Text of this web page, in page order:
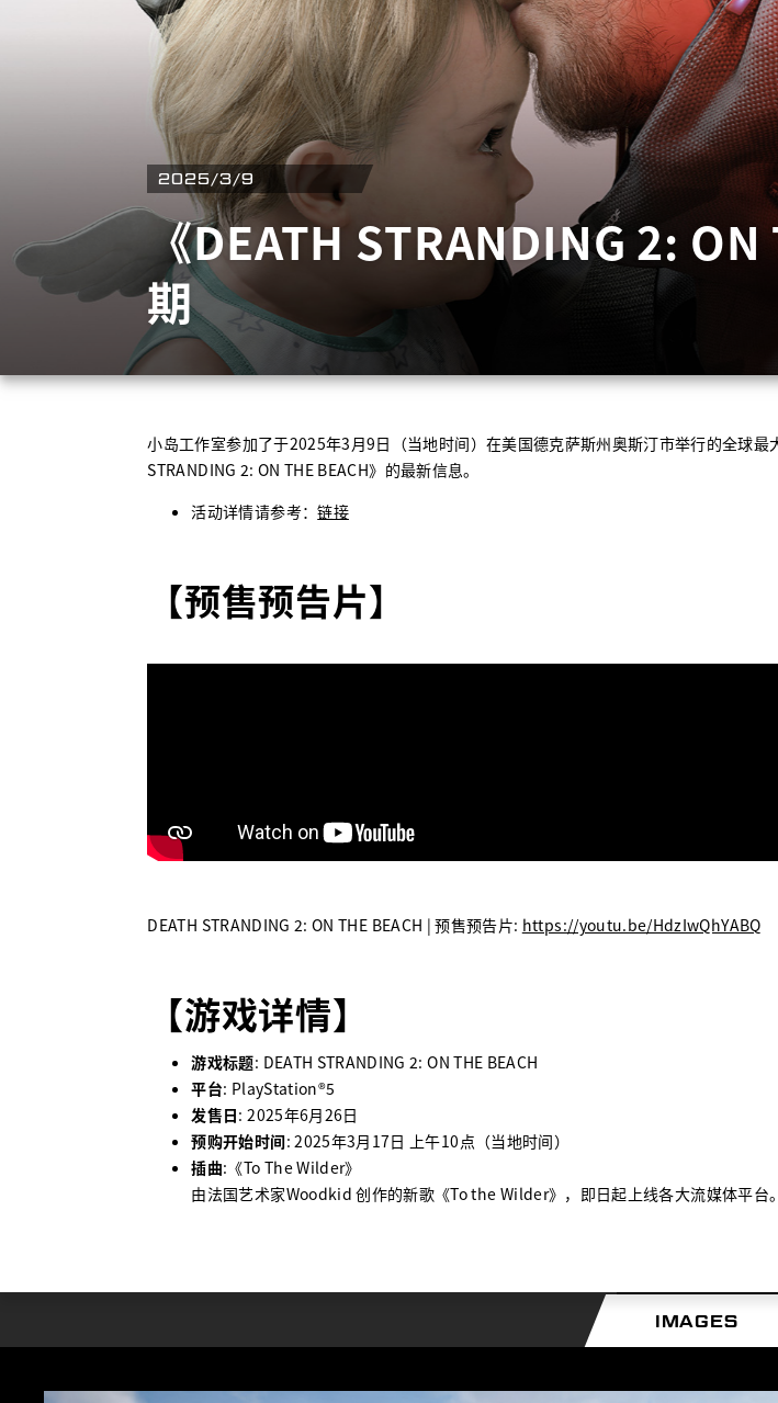
2025/3/9
《DEATH STRANDING 2: ON
期
小岛工作室参加了于2025年3 月9日（当地时间）在美国德克萨斯州奥斯汀市举行的全球最
STRANDING 2: ON THE BEACH》的最新信息。
活动详情请参考：链接
【预售预告片】
DEATH STRANDING 2: ON THE BEACH |预售预告片: https://youtu.be/HdzIwQhYABQ
【游戏详情】
游戏标题: DEATH STRANDING 2: ON THE BEACH
平台: PlayStation®5
发售日: 2025年6月26日
预购开始时间: 2025年3月 17日 上午10 点（当地时间）
插曲: 《To The Wilder》
由法国艺术家Woodkid创作的新歌 《To the Wilder》，即日起上线各大流媒体平台。
IMAGES